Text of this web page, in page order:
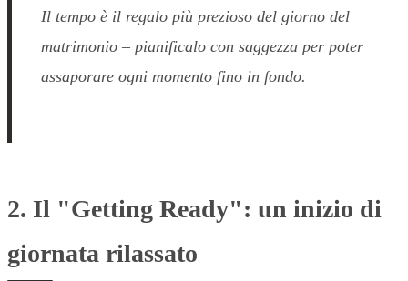
Il tempo è il regalo più prezioso del giorno del
matrimonio – pianificalo con saggezza per poter
assaporare ogni momento fino in fondo.
2. Il "Getting Ready": un inizio di
giornata rilassato